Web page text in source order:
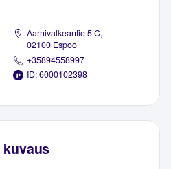
Aarnivalkeantie 5 C,
02100 Espoo
+35894558997
ID: 6000102398